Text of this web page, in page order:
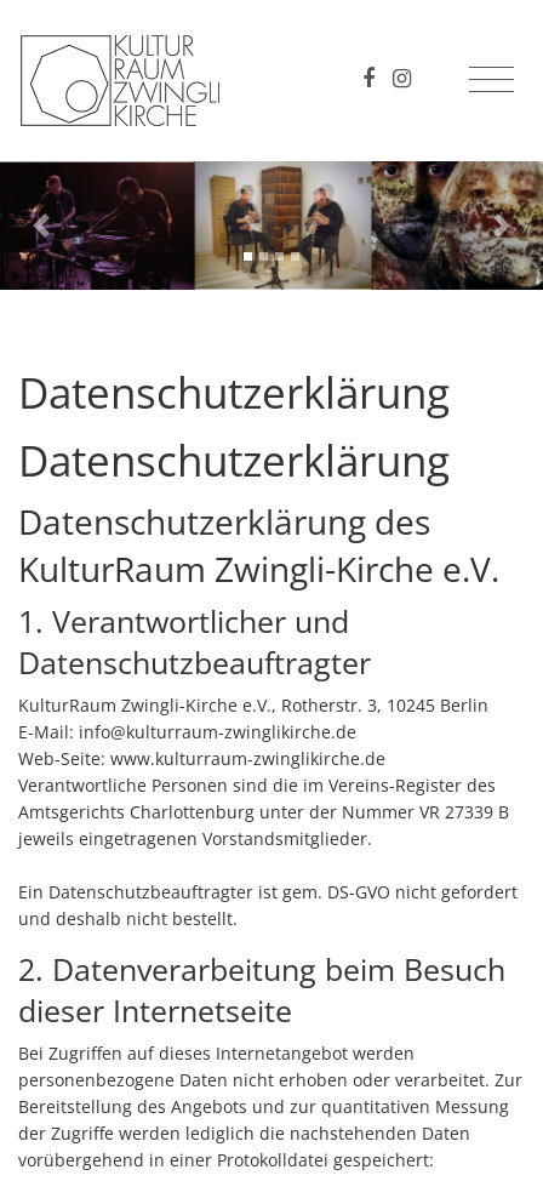
Previous Next
Datenschutzerklärung
Datenschutzerklärung
Datenschutzerklärung des
KulturRaum Zwingli-Kirche e.V.
1. Verantwortlicher und
Datenschutzbeauftragter
KulturRaum Zwingli-Kirche e.V., Rotherstr. 3, 10245 Berlin
E-Mail: info@kulturraum-zwinglikirche.de
Web-Seite: www.kulturraum-zwinglikirche.de
Verantwortliche Personen sind die im Vereins-Register des
Amtsgerichts Charlottenburg unter der Nummer VR 27339 B
jeweils eingetragenen Vorstandsmitglieder.
Ein Datenschutzbeauftragter ist gem. DS-GVO nicht gefordert
und deshalb nicht bestellt.
2. Datenverarbeitung beim Besuch
dieser Internetseite
Bei Zugriffen auf dieses Internetangebot werden
personenbezogene Daten nicht erhoben oder verarbeitet. Zur
Bereitstellung des Angebots und zur quantitativen Messung
der Zugriffe werden lediglich die nachstehenden Daten
vorübergehend in einer Protokolldatei gespeichert: